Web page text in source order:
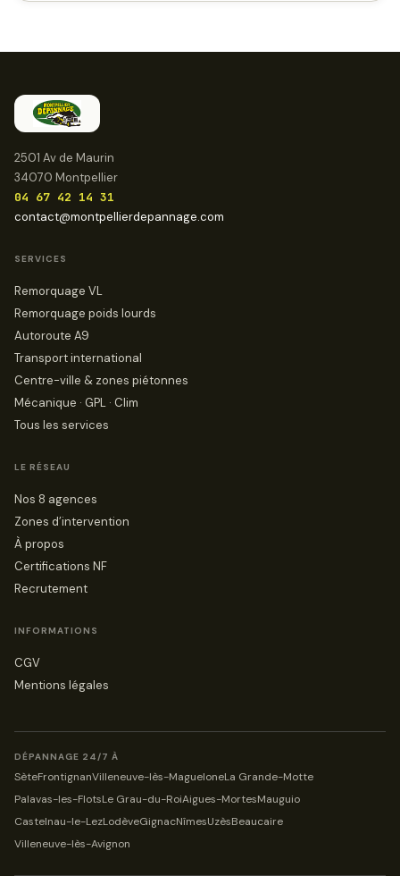
2501 Av de Maurin
34070 Montpellier
04 67 42 14 31
contact@montpellierdepannage.com
SERVICES
Remorquage VL
Remorquage poids lourds
Autoroute A9
Transport international
Centre-ville & zones piétonnes
Mécanique · GPL · Clim
Tous les services
LE RÉSEAU
Nos 8 agences
Zones d’intervention
À propos
Certifications NF
Recrutement
INFORMATIONS
CGV
Mentions légales
DÉPANNAGE 24/7 À
SèteFrontignanVilleneuve-lès-MagueloneLa Grande-Motte
Palavas-les-FlotsLe Grau-du-RoiAigues-MortesMauguio
Castelnau-le-LezLodèveGignacNîmesUzèsBeaucaire
Villeneuve-lès-Avignon